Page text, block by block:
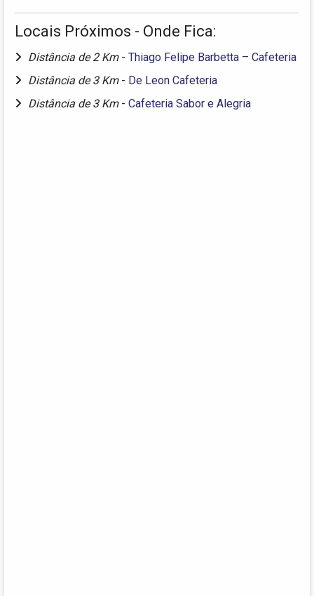
Locais Próximos - Onde Fica:
Distância de 2 Km - Thiago Felipe Barbetta – Cafeteria
Distância de 3 Km - De Leon Cafeteria
Distância de 3 Km - Cafeteria Sabor e Alegria